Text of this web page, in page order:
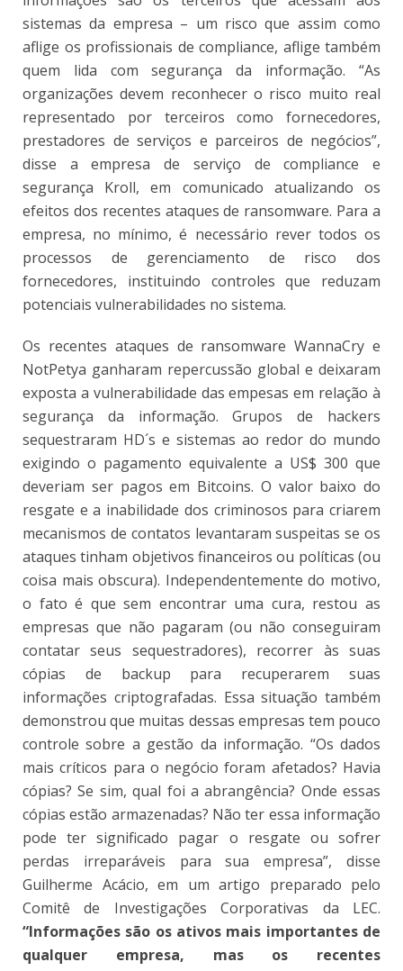
sistemas da empresa – um risco que assim como
aflige os profissionais de compliance, aflige também
quem lida com segurança da informação. “As
organizações devem reconhecer o risco muito real
representado por terceiros como fornecedores,
prestadores de serviços e parceiros de negócios”,
disse a empresa de serviço de compliance e
segurança Kroll, em comunicado atualizando os
efeitos dos recentes ataques de ransomware. Para a
empresa, no mínimo, é necessário rever todos os
processos de gerenciamento de risco dos
fornecedores, instituindo controles que reduzam
potenciais vulnerabilidades no sistema.
Os recentes ataques de ransomware WannaCry e
NotPetya ganharam repercussão global e deixaram
exposta a vulnerabilidade das empesas em relação à
segurança da informação. Grupos de hackers
sequestraram HD´s e sistemas ao redor do mundo
exigindo o pagamento equivalente a US$ 300 que
deveriam ser pagos em Bitcoins. O valor baixo do
resgate e a inabilidade dos criminosos para criarem
mecanismos de contatos levantaram suspeitas se os
ataques tinham objetivos financeiros ou políticas (ou
coisa mais obscura). Independentemente do motivo,
o fato é que sem encontrar uma cura, restou as
empresas que não pagaram (ou não conseguiram
contatar seus sequestradores), recorrer às suas
cópias de backup para recuperarem suas
informações criptografadas. Essa situação também
demonstrou que muitas dessas empresas tem pouco
controle sobre a gestão da informação. “Os dados
mais críticos para o negócio foram afetados? Havia
cópias? Se sim, qual foi a abrangência? Onde essas
cópias estão armazenadas? Não ter essa informação
pode ter significado pagar o resgate ou sofrer
perdas irreparáveis para sua empresa”, disse
Guilherme Acácio, em um artigo preparado pelo
Comitê de Investigações Corporativas da LEC.
“Informações são os ativos mais importantes de
qualquer empresa, mas os recentes